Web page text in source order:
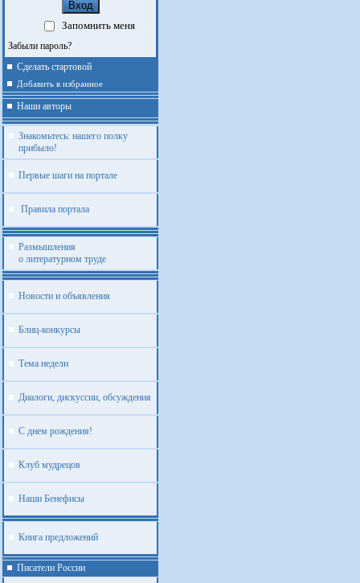
Запомнить меня
Забыли пароль?
Сделать стартовой
Добавить в избранное
Наши авторы
Знакомьтесь: нашего полку
прибыло!
Первые шаги на портале
Правила портала
Размышления
о литературном труде
Новости и объявления
Блиц-конкурсы
Тема недели
Диалоги, дискуссии, обсуждения
С днем рождения!
Клуб мудрецов
Наши Бенефисы
Книга предложений
Писатели России